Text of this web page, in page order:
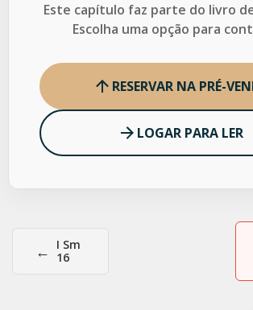
Este capítulo faz parte do livro
Escolha uma opção para
RESERVAR NA PRÉ-
LOGAR PARA LER
←
I Sm
16